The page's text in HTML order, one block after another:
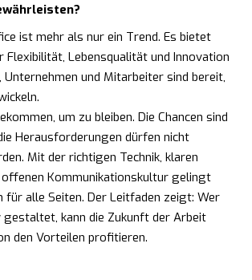
ist mehr als nur ein Trend. Es bietet
Flexibilität, Lebensqualität und Innovation
und Mitarbeiter sind bereit,
um zu bleiben. Die Chancen sind
Herausforderungen dürfen nicht
Mit der richtigen Technik, klaren
offenen Kommunikationskultur gelingt
für alle Seiten. Der Leitfaden zeigt: Wer
kann die Zukunft der Arbeit
den Vorteilen profitieren.